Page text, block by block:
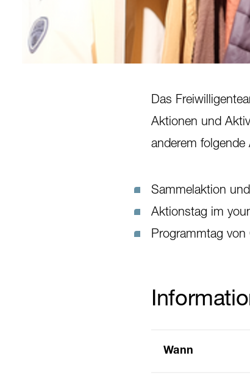
Das
Aktionen und
anderem
Sammelaktion
Aktionstag im
Programmtag von
Wann